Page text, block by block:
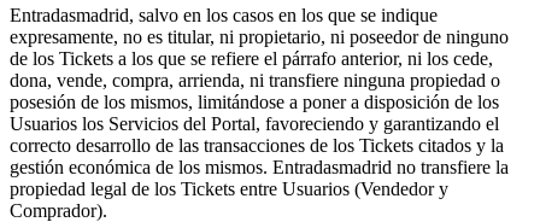
Entradasmadrid, salvo en los casos en los que se indique
expresamente, no es titular, ni propietario, ni poseedor de ninguno
de los Tickets a los que se refiere el párrafo anterior, ni los cede,
dona, vende, compra, arrienda, ni transfiere ninguna propiedad o
posesión de los mismos, limitándose a poner a disposición de los
Usuarios los Servicios del Portal, favoreciendo y garantizando el
correcto desarrollo de las transacciones de los Tickets citados y la
gestión económica de los mismos. Entradasmadrid no transfiere la
propiedad legal de los Tickets entre Usuarios (Vendedor y
Comprador).